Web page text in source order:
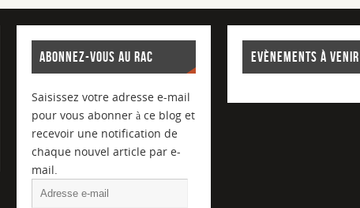
ABONNEZ-VOUS AU RAC
Saisissez votre adresse e-mail
pour vous abonner à ce blog et
recevoir une notification de
chaque nouvel article par e-
mail.
EVÈNEMENTS À VENIR